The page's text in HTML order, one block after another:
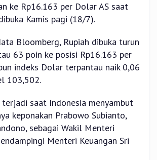
ke Rp16.163 per Dolar AS saat
Kamis pagi (18/7).
Bloomberg, Rupiah dibuka turun
63 poin ke posisi Rp16.163 per
indeks Dolar terpantau naik 0,06
103,502.
terjadi saat Indonesia menyambut
keponakan Prabowo Subianto,
sebagai Wakil Menteri
Menteri Keuangan Sri